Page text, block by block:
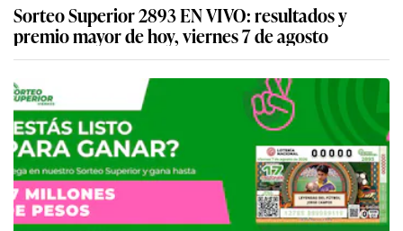
Sorteo Superior 2893 EN VIVO: resultados y
premio mayor de hoy, viernes 7 de agosto